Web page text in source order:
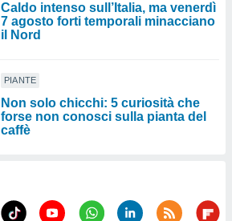
Caldo intenso sull’Italia, ma venerdì
7 agosto forti temporali minacciano
il Nord
PIANTE
Non solo chicchi: 5 curiosità che
forse non conosci sulla pianta del
caffè